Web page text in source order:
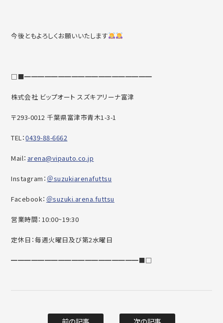
今後ともよろしくお願いいたします
□■━━━━━━━━━━━━━━━━━━━
株式会社 ビップオート スズキアリーナ富津
〒293-0012 千葉県富津市青木1-3-1
TEL：0439-88-6662
Mail： arena@vipauto.co.jp
Instagram： ＠suzukiarenafuttsu
Facebook： ＠suzuki.arena.futtsu
営業時間：10:00~19:30
定休日：毎週火曜日及び第2水曜日
━━━━━━━━━━━━━━━━━━━■□